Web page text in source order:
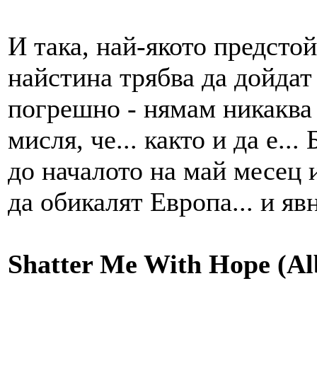
И така, най-якото
найстина трябва да
погрешно - нямам
мисля, че... както и да е...
до началото на май месец
да обикалят Европа... и
Shatter Me With Hope